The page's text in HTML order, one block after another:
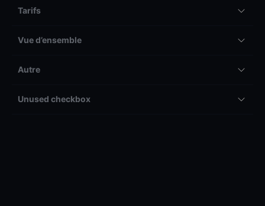
Tarifs
Vue d’ensemble
Autre
Unused checkbox